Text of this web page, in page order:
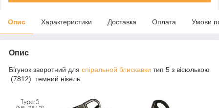
Опис Характеристики Доставка Оплата Умови
Опис
Бігунок зворотний для спіральной блискавки тип 5 з вісюлькою
(7812) темний нікель